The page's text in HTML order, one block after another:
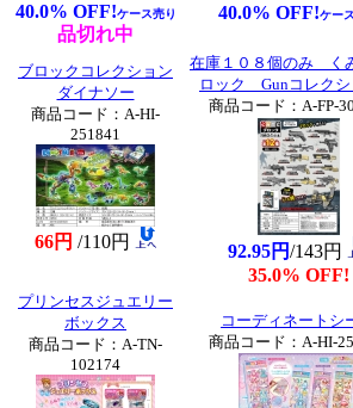
40.0% OFF!ケース売り
品切れ中
40.0% OFF!ケー
ブロックコレクション
ダイナソー
商品コード：A-HI-
251841
66円 /110円
在庫１０８個のみ く
ロック Gunコレクシ
商品コード：A-FP-
92.95円/143円
35.0% OFF!
プリンセスジュエリー
ボックス
商品コード：A-TN-
102174
コーディネートシ
商品コード：A-HI-